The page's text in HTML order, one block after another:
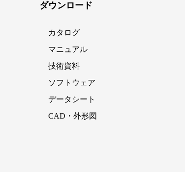
ダウンロード
カタログ
マニュアル
技術資料
ソフトウェア
データシート
CAD・外形図